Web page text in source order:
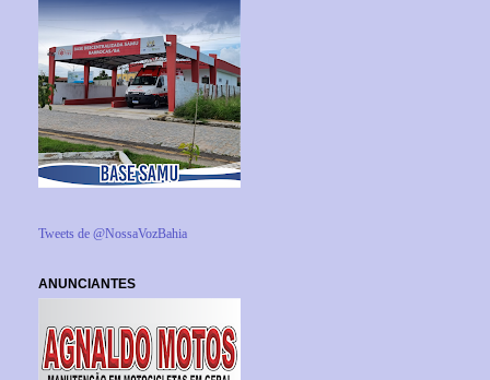
Tweets de @NossaVozBahia
ANUNCIANTES